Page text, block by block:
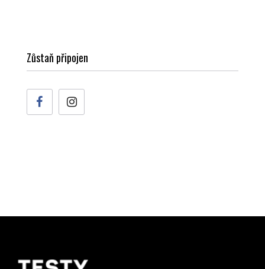
Zůstaň připojen